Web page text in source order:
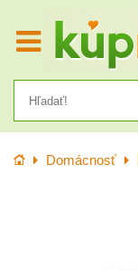
Úvod Domácnosť